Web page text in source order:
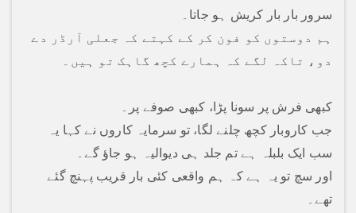
سرور بار بار کریش ہو جاتا۔
ہم دوستوں کو فون کر کے کہتے کہ جعلی آرڈر دے
دو، تاکہ لگے کہ ہمارے کچھ گاہک تو ہیں۔
کبھی فرش پر سونا پڑا، کبھی صوفے پر۔
جب کاروبار کچھ چلنے لگا، تو سرمایہ کاروں نے کہا یہ
سب ایک بلبلہ ہے تم جلد ہی دیوالیہ ہو جاؤ گے۔
اور سچ تو یہ ہے کہ ہم واقعی کئی بار قریب پہنچ گئے
تھے۔